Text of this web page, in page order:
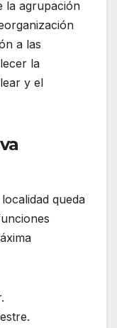
la agrupación
a las
la
y el
queda